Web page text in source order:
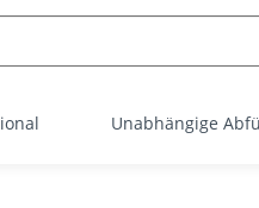
Unabhängige